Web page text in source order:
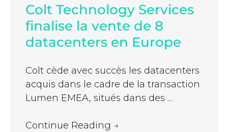
Colt Technology Services
finalise la vente de 8
datacenters en Europe
Colt cède avec succès les datacenters
acquis dans le cadre de la transaction
Lumen EMEA, situés dans des ...
Continue Reading →